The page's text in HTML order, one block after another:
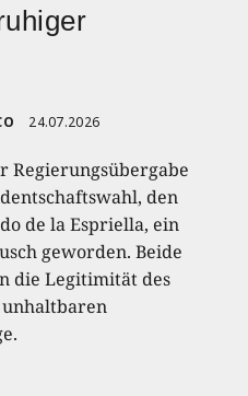
24.07.2026
Regierungsübergabe
den
de la Espriella, ein
geworden. Beide
die Legitimität des